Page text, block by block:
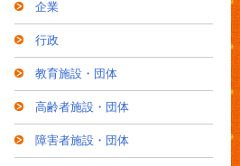
企業
行政
教育施設・団体
高齢者施設・団体
障害者施設・団体